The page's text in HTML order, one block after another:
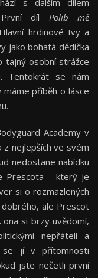
s dalším dílem
díl Polib mě
hrdinové Ivy a
jako bohatá dědička
tajný osobní strážce
Tentokrát se nám
máme příběh o lásce
Academy v
z nejlepších ve svém
nedostane nabídku
Prescota – který je
si o rozmazlených
ale Prescot
ona si brzy uvědomí,
nepřáteli a
se jí v přítomnosti
jste nečetli první